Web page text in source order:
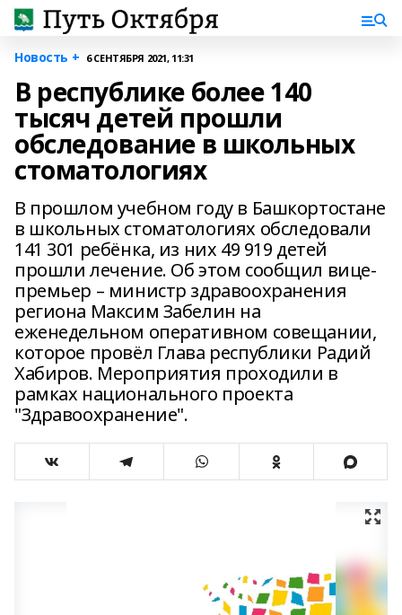
Новость + 6 СЕНТЯБРЯ 2021, 11:31
В республике более 140
тысяч детей прошли
обследование в школьных
стоматологиях
В прошлом учебном году в Башкортостане
в школьных стоматологиях обследовали
141 301 ребёнка, из них 49 919 детей
прошли лечение. Об этом сообщил вице-
премьер – министр здравоохранения
региона Максим Забелин на
еженедельном оперативном совещании,
которое провёл Глава республики Радий
Хабиров. Мероприятия проходили в
рамках национального проекта
"Здравоохранение".